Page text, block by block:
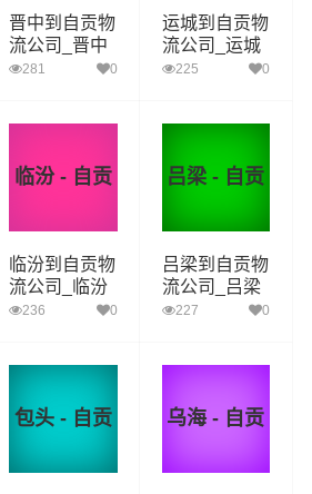
晋中到自贡物
流公司_晋中
到自贡货运_
281 0
运城到自贡物
流公司_运城
到自贡货运_
225 0
临汾 - 自贡
临汾到自贡物
流公司_临汾
到自贡货运_
236 0
吕梁 - 自贡
吕梁到自贡物
流公司_吕梁
到自贡货运_
227 0
包头 - 自贡 乌海 - 自贡